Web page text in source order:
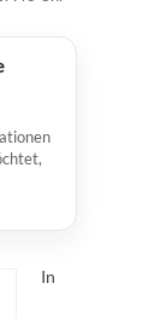
In